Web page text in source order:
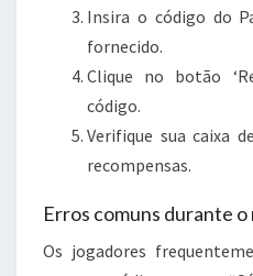
Insira o código do
fornecido.
Clique no botão
código.
Verifique sua caixa
recompensas.
Erros comuns durante
Os jogadores